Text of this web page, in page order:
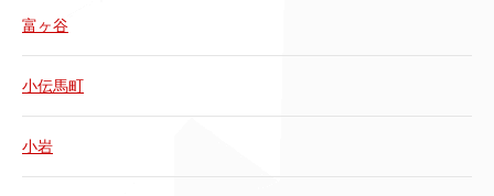
富ヶ谷
小伝馬町
小岩